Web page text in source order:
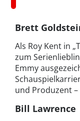
Brett
Als Roy Kent in
zum
Emmy
und Produzent
Bill Lawrence